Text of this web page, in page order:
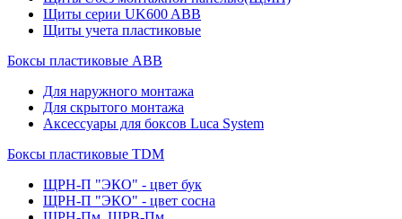
Щиты серии UK600 ABB
Щиты учета пластиковые
Боксы пластиковые ABB
Для наружного монтажа
Для скрытого монтажа
Аксессуары для боксов Luca System
Боксы пластиковые TDM
ЩРН-П "ЭКО" - цвет бук
ЩРН-П "ЭКО" - цвет сосна